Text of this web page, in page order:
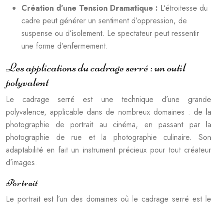
Création d’une Tension Dramatique : L’étroitesse du
cadre peut générer un sentiment d’oppression, de
suspense ou d’isolement. Le spectateur peut ressentir
une forme d’enfermement.
Les applications du cadrage serré : un outil
polyvalent
Le cadrage serré est une technique d’une grande
polyvalence, applicable dans de nombreux domaines : de la
photographie de portrait au cinéma, en passant par la
photographie de rue et la photographie culinaire. Son
adaptabilité en fait un instrument précieux pour tout créateur
d’images.
Portrait
Le portrait est l’un des domaines où le cadrage serré est le